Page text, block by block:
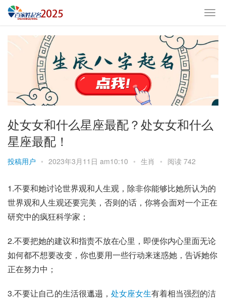
处女女和什么星座最配？处女女和什么
星座最配！
投稿用户 • 2023年3月11日 am10:10 • 生肖 • 阅读 742
1.不要和她讨论世界观和人生观，除非你能够比她所认为的
世界观和人生观还要完美，否则的话，你将会面对一个正在
研究中的疯狂科学家；
2.不要把她的建议和指责不放在心里，即便你内心里面无论
如何都不想要改变，你也要用一些行动来迷惑她，告诉她你
正在努力中；
3.不要让自己的生活很邋遢， 处女座女生有着相当强烈的洁